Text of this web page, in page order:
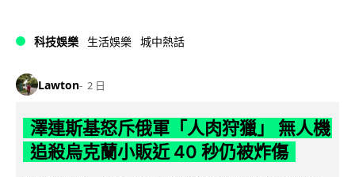
科技娛樂 生活娛樂 城中熱話
Lawton 2 日
澤連斯基怒斥俄軍「人肉狩獵」 無人機
追殺烏克蘭小販近 40 秒仍被炸傷